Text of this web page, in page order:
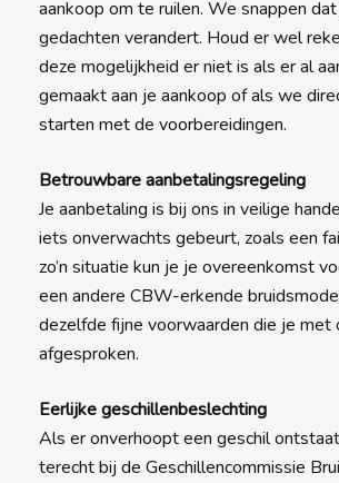
aankoop om te ruilen. We snappen
gedachten verandert. Houd er wel
deze mogelijkheid er niet is als er al
gemaakt aan je aankoop of als we
starten met de voorbereidingen.
Betrouwbare aanbetalingsregeling
Je aanbetaling is bij ons in veilige
iets onverwachts gebeurt, zoals een
zo’n situatie kun je je overeenkomst
een andere CBW-erkende
dezelfde fijne voorwaarden die je met
afgesproken.
Eerlijke geschillenbeslechting
Als er onverhoopt een geschil
terecht bij de Geschillencommissie